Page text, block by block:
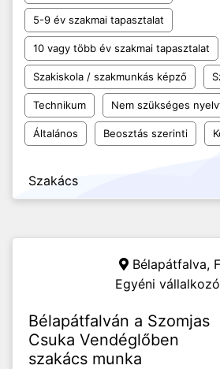
5-9 év szakmai tapasztalat
10 vagy több év szakmai tapasztalat
Szakiskola / szakmunkás képző
Technikum Nem szükséges
Általános Beosztás szerinti
Szakács
Bélapátfalva,
Egyéni vállalkozó
Bélapátfalván a Szomjas
Csuka Vendéglőben
szakács munka